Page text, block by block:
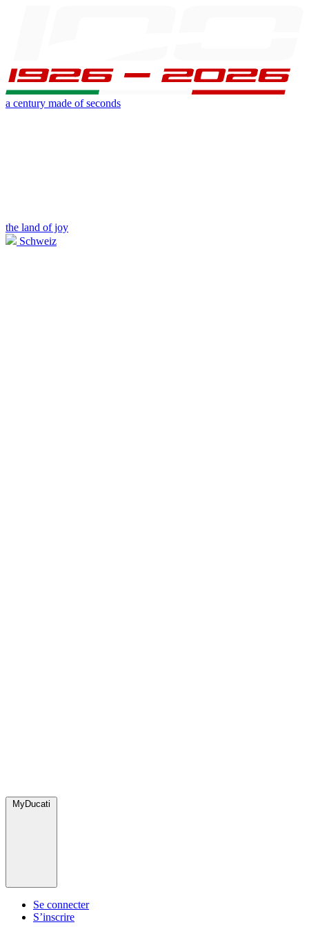
a century made of seconds
the land of joy
Schweiz
MyDucati
Se connecter
S’inscrire